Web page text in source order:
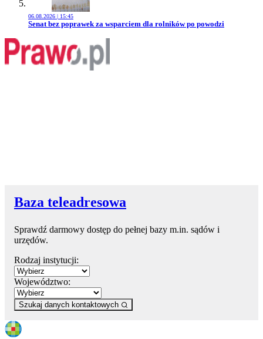
06.08.2026 | 15:45
Przejdź do artykułu:
Senat bez poprawek za wsparciem dla rolników po powodzi
Baza teleadresowa
Sprawdź darmowy dostęp do pełnej bazy m.in. sądów i
urzędów.
Rodzaj instytucji:
Województwo:
Szukaj danych kontaktowych